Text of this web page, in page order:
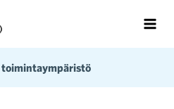
toimintaympäristö